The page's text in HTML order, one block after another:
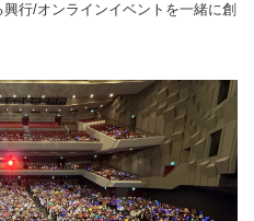
行/オンラインイベントを一緒に創